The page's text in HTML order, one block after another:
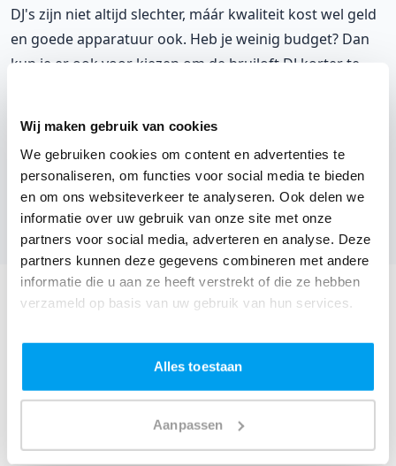
Wij maken gebruik van cookies
We gebruiken cookies om content en advertenties te
personaliseren, om functies voor social media te bieden
en om ons websiteverkeer te analyseren. Ook delen we
informatie over uw gebruik van onze site met onze
partners voor social media, adverteren en analyse. Deze
partners kunnen deze gegevens combineren met andere
informatie die u aan ze heeft verstrekt of die ze hebben
verzameld op basis van uw gebruik van hun services.
Alles toestaan
Aanpassen
DJ's zijn niet altijd slechter, máár kwaliteit kost wel geld
en goede apparatuur ook. Heb je weinig budget? Dan
kun je er ook voor kiezen om de bruiloft DJ korter te
het nét niet is. Vraag ook duidelijk naar andere kosten,
zoals reiskosten.
Vond je dit een nuttige tip? 4
9.
20.00 uur beginnen met draaien' is daar een goed
voorbeeld van. Wat wel zo is: vaak weet een bruiloft DJ
beter hoe het werkt dan jij. Hij kan je daarom adviseren
om dingen anders aan te pakken zodat jij alles uit je